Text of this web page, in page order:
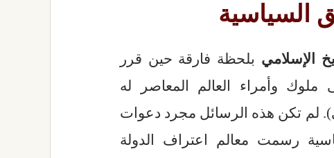
السياسية
الإسلامي بلحظة فارقة حين قرر
وأمراء العالم المعاصر له
لم تكن هذه الرسائل مجرد دعوات
رسمت معالم اعتراف الدولة